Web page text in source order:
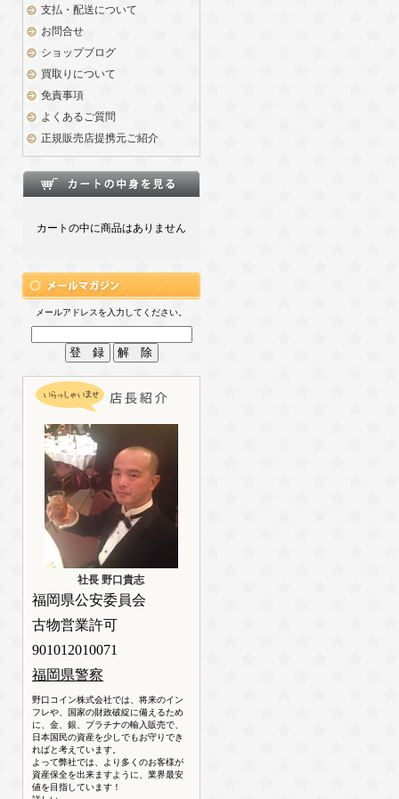
支払・配送について
お問合せ
ショップブログ
買取りについて
免責事項
よくあるご質問
正規販売店提携元ご紹介
カートの中に商品はありません
メールアドレスを入力してください。
社長 野口貴志
福岡県公安委員会
古物営業許可
901012010071
福岡県警察
野口コイン株式会社では、将来のイン
フレや、国家の財政破綻に備えるため
に、金、銀、プラチナの輸入販売で、
日本国民の資産を少しでもお守りでき
ればと考えています。
よって弊社では、より多くのお客様が
資産保全を出来ますように、業界最安
値を目指しています！